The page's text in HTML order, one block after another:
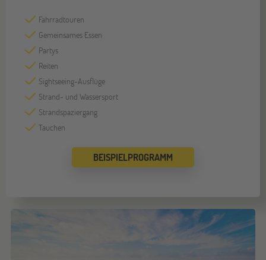
Fahrradtouren
Gemeinsames Essen
Partys
Reiten
Sightseeing-Ausflüge
Strand- und Wassersport
Strandspaziergang
Tauchen
BEISPIELPROGRAMM